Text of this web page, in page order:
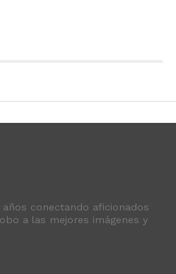
conectando aficionados
a las mejores imágenes y